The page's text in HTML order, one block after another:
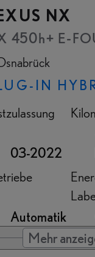
NX
450h+ E-
IN
03-2022
Automatik
Mehr